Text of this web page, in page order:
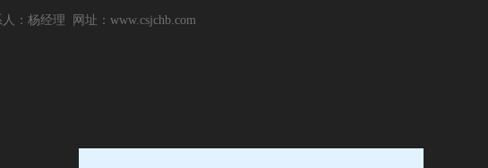
：杨经理 网址：www.csjchb.com